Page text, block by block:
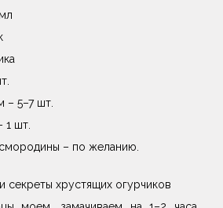
– 5–7 шт.
1 шт.
– по желанию.
секреты хрустящих огурчиков